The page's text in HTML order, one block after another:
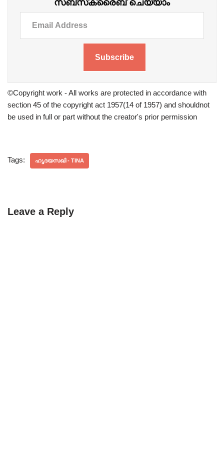
സബ്‌സ്‌ക്രൈബ് ചെയ്യാം
Subscribe
©Copyright work - All works are protected in accordance with
section 45 of the copyright act 1957(14 of 1957) and shouldnot
be used in full or part without the creator's prior permission
Tags: ഹൃദയസഖി - TINA
Leave a Reply